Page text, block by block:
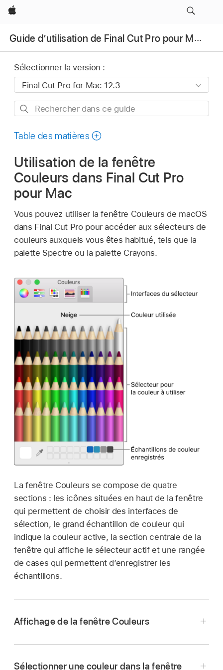
Apple
Guide d’utilisation de Final Cut Pro pour Mac
Sélectionner la version :
Rechercher
ce
Table des matières
Utilisation de la fenêtre
Couleurs dans Final Cut Pro
pour Mac
Vous pouvez utiliser la fenêtre Couleurs de macOS
dans Final Cut Pro pour accéder aux sélecteurs de
couleurs auxquels vous êtes habitué, tels que la
palette Spectre ou la palette Crayons.
La fenêtre Couleurs se compose de quatre
sections : les icônes situées en haut de la fenêtre
qui permettent de choisir des interfaces de
sélection, le grand échantillon de couleur qui
indique la couleur active, la section centrale de la
fenêtre qui affiche le sélecteur actif et une rangée
de cases qui permettent d’enregistrer les
échantillons.
Affichage de la fenêtre Couleurs
Sélectionner une couleur dans la fenêtre